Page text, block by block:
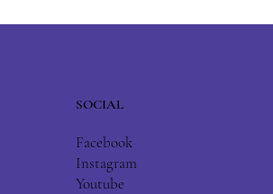
SOCIAL
Facebook
Instagram
Youtube